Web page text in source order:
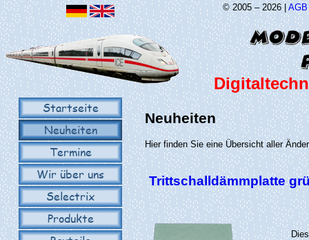
© 2005 – 2026 |AGB
Startseite
Neuheiten
Termine
Wir über uns
Selectrix
Produkte
Neuheiten
Hier finden Sie eine Übersicht aller
Trittschalldämmplatte